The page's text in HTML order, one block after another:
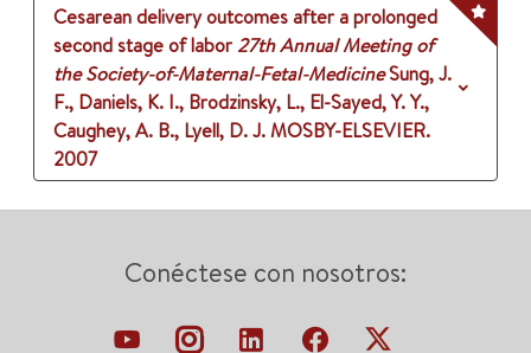
Cesarean delivery outcomes after a prolonged
second stage of labor 27th Annual Meeting of
the Society-of-Maternal-Fetal-MedicineSung, J.
F., Daniels, K. I., Brodzinsky, L., El-Sayed, Y. Y.,
Caughey, A. B., Lyell, D. J.MOSBY-ELSEVIER.
2007
Conéctese con nosotros: